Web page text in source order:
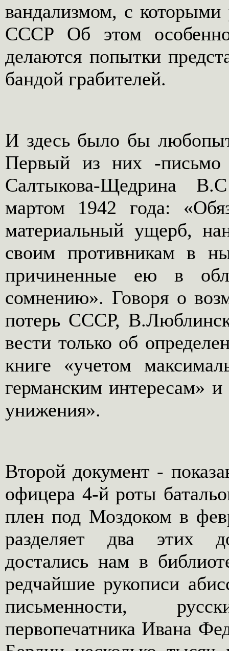
вандализмом, с которыми
СССР Об этом особенно
делаются попытки
бандой грабителей.
И здесь было бы
Первый из них -письмо
Салтыкова-Щедрина
мартом 1942 года:
материальный ущерб,
своим противникам в
причиненные ею в
сомнению». Говоря о
потерь СССР,
вести только об
книге «учетом
германским интересам» и
унижения».
Второй документ -
офицера 4-й роты
плен под Моздоком в
разделяет два этих
достались нам в
редчайшие рукописи
письменности,
первопечатника Ивана